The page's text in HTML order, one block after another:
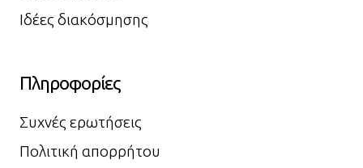
Ιδέες διακόσμησης
Πληροφορίες
Συχνές ερωτήσεις
Πολιτική απορρήτου